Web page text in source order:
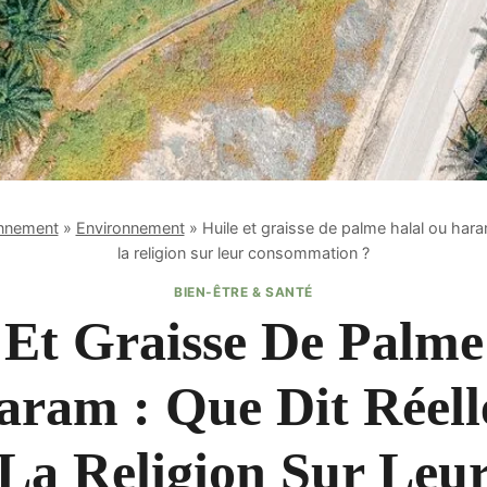
» Environnement» Huile et graisse de palme halal ou
la religion sur leur consommation ?
BIEN-ÊTRE & SANTÉ
Graisse De
: Que Dit
Religion Sur